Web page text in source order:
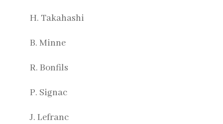
H. Takahashi
B. Minne
R. Bonfils
P. Signac
J. Lefranc